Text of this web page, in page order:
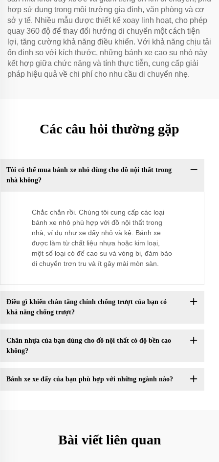
hợp sử dụng trong môi trường gia đình, văn phòng và cơ
sở y tế. Nhiều mẫu được thiết kế xoay linh hoạt, cho phép
quay 360 độ để thay đổi hướng di chuyển một cách tiện
lợi, tăng cường khả năng điều khiển. Với khả năng chịu tải
ổn định so với kích thước, những bánh xe cao su nhỏ này
kết hợp giữa chức năng và tính thực tiễn, cung cấp giải
pháp hiệu quả về chi phí cho nhu cầu di chuyển nhẹ.
Các câu hỏi thường gặp
Tôi có thể mua bánh xe nhỏ dùng cho đồ nội thất trong
nhà không?
Chắc chắn rồi. Chúng tôi cung cấp các loại
bánh xe nhỏ phù hợp với đồ nội thất trong
nhà, ví dụ như xe đẩy nhỏ và kệ. Bánh xe
được làm từ chất liệu nhựa hoặc kim loại,
một số loại có đế cao su và vòng bi, đảm bảo
di chuyển trơn tru và ít gây mài mòn sàn.
Điều gì khiến chân tăng chỉnh chống trượt của bạn có
khả năng chống trượt?
Chân nhựa của bạn dùng cho đồ nội thất có độ bền cao
không?
Bánh xe xe đẩy của bạn phù hợp với những ngành nào?
Bài viết liên quan